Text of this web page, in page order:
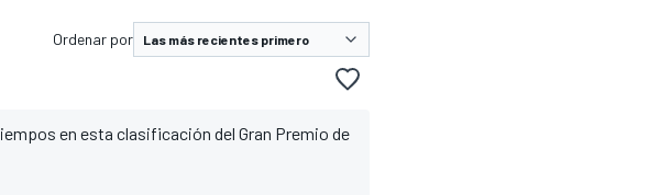
Ordenar por
en esta clasificación del Gran Premio de